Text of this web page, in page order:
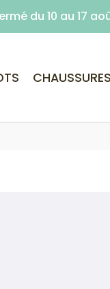
CHAUSSURES
du 10 au 17